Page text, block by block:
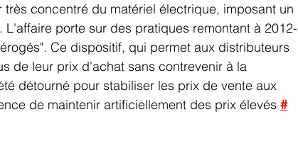
concentré du matériel électrique, imposant un
porte sur des pratiques remontant à 2012-
Ce dispositif, qui permet aux distributeurs
de leur prix d'achat sans contrevenir à la
détourné pour stabiliser les prix de vente aux
de maintenir artificiellement des prix élevés #